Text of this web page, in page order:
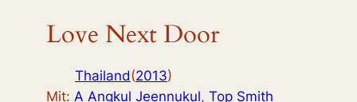
Love Next Door
Thailand(2013)
Mit: A Angkul Jeennukul,Top Smith